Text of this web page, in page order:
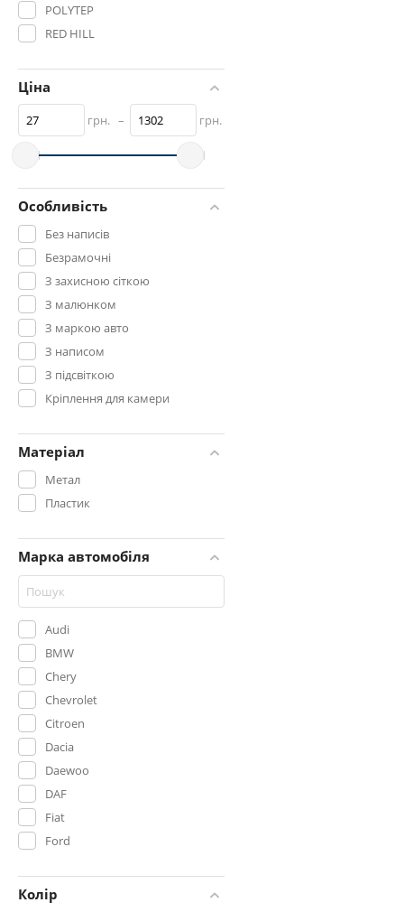
POLYTEP
RED HILL
WINSO
Дорожня Карта
Ціна
грн. – грн.
Особливість
Без написів
Безрамочні
З захисною сіткою
З малюнком
З маркою авто
З написом
З підсвіткою
Кріплення для камери
Матеріал
Метал
Пластик
Марка автомобіля
Audi
BMW
Chery
Chevrolet
Citroen
Dacia
Daewoo
DAF
Fiat
Ford
Hyundai
Колір